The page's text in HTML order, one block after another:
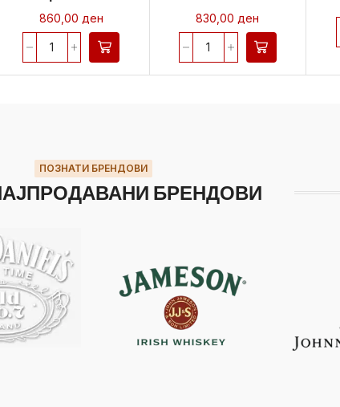
860,00 ден 830,00 ден
ПОЗНАТИ БРЕНДОВИ
БРЕНДОВИ